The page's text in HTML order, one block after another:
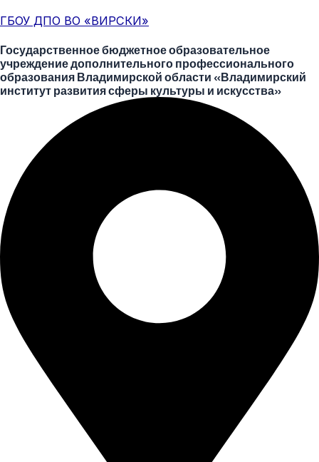
к
содержимому
ГБОУ ДПО ВО «ВИРСКИ»
Государственное бюджетное образовательное
учреждение дополнительного профессионального
образования Владимирской области «Владимирский
институт развития сферы культуры и искусства»
navigation